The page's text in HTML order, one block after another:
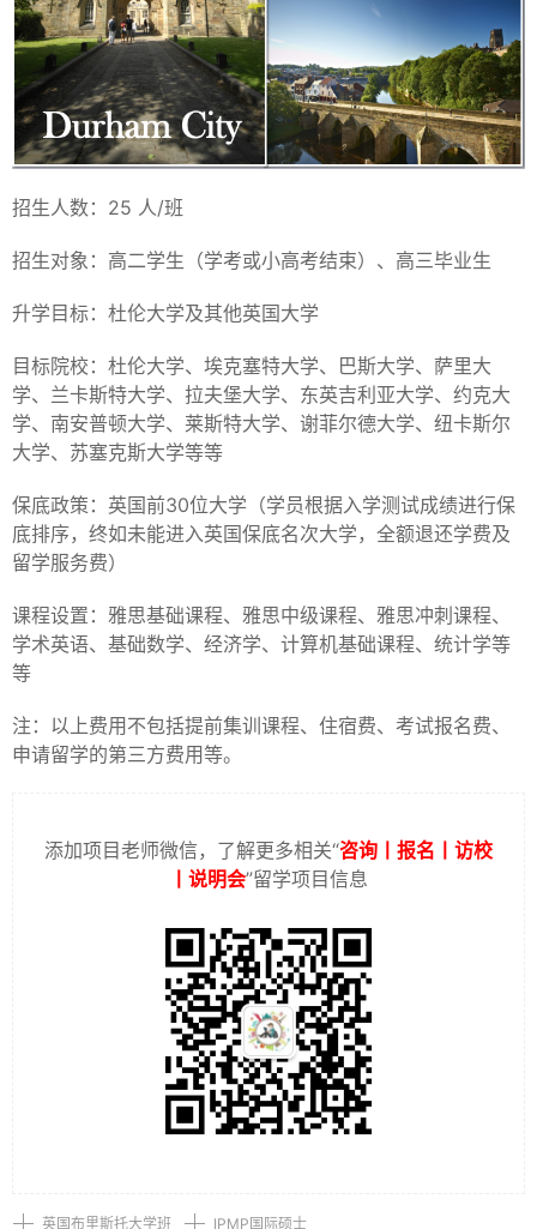
招生人数：25 人/班
招生对象：高二学生（学考或小高考结束）、高三毕业生
升学目标：杜伦大学及其他英国大学
目标院校：杜伦大学、埃克塞特大学、巴斯大学、萨里大
学、兰卡斯特大学、拉夫堡大学、东英吉利亚大学、约克大
学、南安普顿大学、莱斯特大学、谢菲尔德大学、纽卡斯尔
大学、苏塞克斯大学等等
保底政策：英国前30位大学（学员根据入学测试成绩进行保
底排序，终如未能进入英国保底名次大学，全额退还学费及
留学服务费）
课程设置：雅思基础课程、雅思中级课程、雅思冲刺课程、
学术英语、基础数学、经济学、计算机基础课程、统计学等
等
注：以上费用不包括提前集训课程、住宿费、考试报名费、
申请留学的第三方费用等。
添加项目老师微信，了解更多相关“咨询丨报名丨访校
丨说明会”留学项目信息
英国布里斯托大学班 IPMP国际硕士